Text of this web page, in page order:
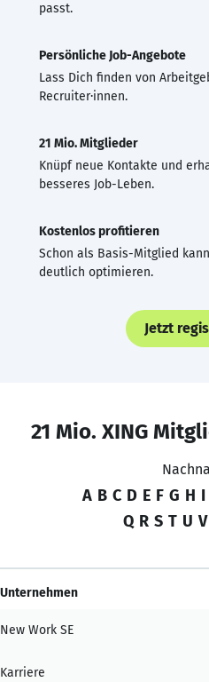
passt.
Persönliche Job-Angebote
Lass Dich finden von
Recruiter·innen.
21 Mio. Mitglieder
Knüpf neue Kontakte und
besseres Job-Leben.
Kostenlos profitieren
Schon als Basis-Mitglied
deutlich optimieren.
Jetzt
21 Mio. XING
A B C D E F G H I
Q R S T U V
Unternehmen
New Work SE
Karriere